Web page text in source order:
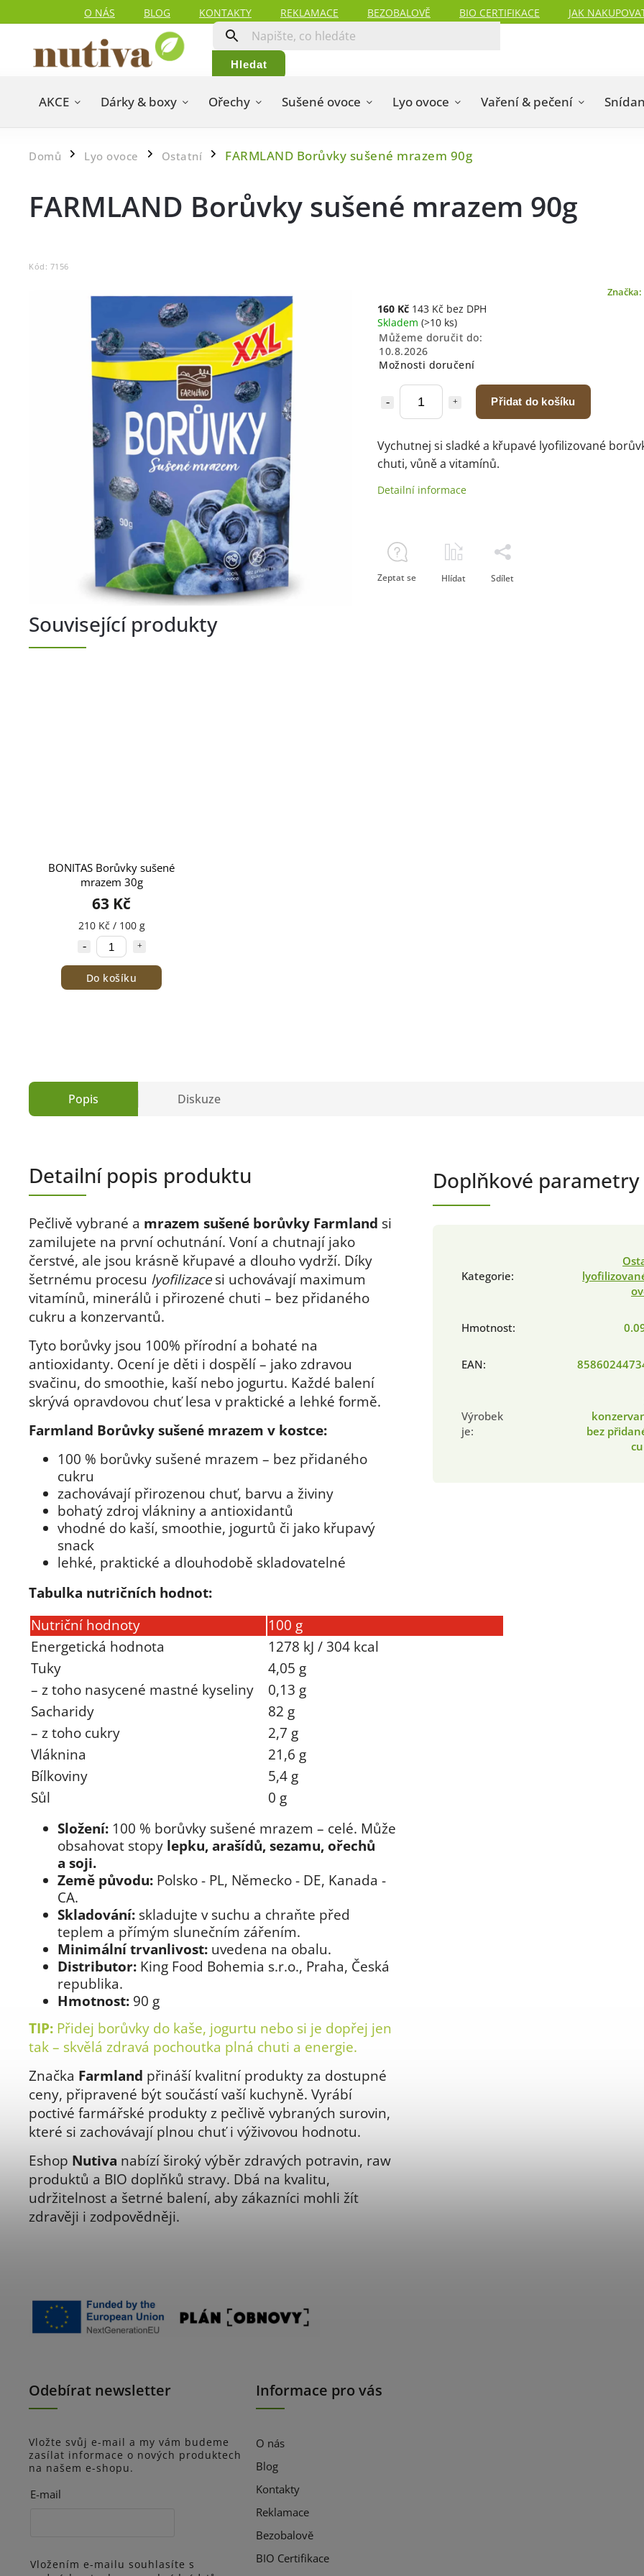
O NÁS BLOG KONTAKTY REKLAMACE BEZOBALOVĚ BIO CERTIFIKACE JAK
Hledat
AKCE Dárky & boxy Ořechy Sušené ovoce Lyo ovoce Vaření & pečení
Domů / Lyo ovoce / Ostatní / FARMLAND Borůvky sušené mrazem 90g
FARMLAND Borůvky sušené mrazem 90g
Kód: 7156
Značka:
160 Kč 143 Kč bez DPH
Skladem (>10 ks)
Můžeme doručit do:
10.8.2026
Možnosti doručení
Přidat do košíku
Vychutnej si sladké a křupavé lyofilizované
chuti, vůně a vitamínů.
Detailní informace
Zeptat se Hlídat Sdílet
Související produkty
BONITAS Borůvky sušené
mrazem 30g
63 Kč
210 Kč / 100 g
Do košíku
Popis Diskuze
Detailní popis produktu
Pečlivě vybrané a mrazem sušené borůvky Farmland si
zamilujete na první ochutnání. Voní a chutnají jako
čerstvé, ale jsou krásně křupavé a dlouho vydrží. Díky
šetrnému procesu lyofilizacesi uchovávají maximum
vitamínů, minerálů i přirozené chuti – bez přidaného
cukru a konzervantů.
Tyto borůvky jsou 100% přírodní a bohaté na
antioxidanty. Ocení je děti i dospělí – jako zdravou
svačinu, do smoothie, kaší nebo jogurtu. Každé balení
skrývá opravdovou chuť lesa v praktické a lehké formě.
Farmland Borůvky sušené mrazem v kostce:
100 % borůvky sušené mrazem – bez přidaného
cukru
zachovávají přirozenou chuť, barvu a živiny
bohatý zdroj vlákniny a antioxidantů
vhodné do kaší, smoothie, jogurtů či jako křupavý
snack
lehké, praktické a dlouhodobě skladovatelné
Tabulka nutričních hodnot:
Nutriční hodnoty
100 g
Energetická hodnota
1278 kJ / 304 kcal
Tuky
4,05 g
– z toho nasycené mastné kyseliny
0,13 g
Sacharidy
82 g
– z toho cukry
2,7 g
Vláknina
21,6 g
Bílkoviny
5,4 g
Sůl
0 g
Složení: 100 % borůvky sušené mrazem – celé. Může
obsahovat stopy lepku, arašídů, sezamu, ořechů
a soji.
Země původu: Polsko - PL, Německo - DE, Kanada -
CA.
Skladování: skladujte v suchu a chraňte před
teplem a přímým slunečním zářením.
Minimální trvanlivost: uvedena na obalu.
Distributor: King Food Bohemia s.r.o., Praha, Česká
republika.
Hmotnost: 90 g
TIP: Přidej borůvky do kaše, jogurtu nebo si je dopřej jen
tak – skvělá zdravá pochoutka plná chuti a energie.
Značka Farmland přináší kvalitní produkty za dostupné
ceny, připravené být součástí vaší kuchyně. Vyrábí
poctivé farmářské produkty z pečlivě vybraných surovin,
které si zachovávají plnou chuť i výživovou hodnotu.
Eshop Nutiva nabízí široký výběr zdravých potravin, raw
produktů a BIO doplňků stravy. Dbá na kvalitu,
udržitelnost a šetrné balení, aby zákazníci mohli žít
zdravěji i zodpovědněji.
Doplňkové parametry
Kategorie:
Hmotnost:
EAN:
Výrobek
je:
bez
Odebírat newsletter
Vložte svůj e-mail a my vám budeme
zasílat informace o nových produktech
na našem e-shopu.
E-mail
Vložením e-mailu souhlasíte s
Informace pro vás
O nás
Blog
Kontakty
Reklamace
Bezobalově
BIO Certifikace